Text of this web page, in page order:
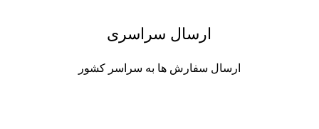
ارسال سراسری
ارسال سفارش ها به سراسر کشور